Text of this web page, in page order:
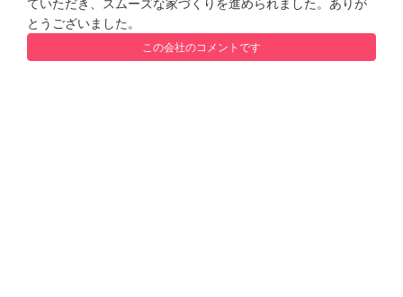
ていただき、スムーズな家づくりを進められました。ありが
とうございました。
この会社のコメントです